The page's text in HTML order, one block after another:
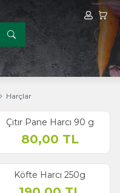
Hesabım
Harçlar
Çıtır Pane Harcı 90 g
80,00 TL
Köfte Harcı 250g